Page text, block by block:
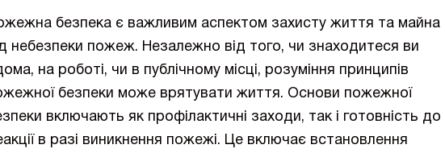
безпека є важливим аспектом захисту життя та майна
небезпеки пожеж. Незалежно від того, чи знаходитеся ви
на роботі, чи в публічному місці, розуміння принципів
безпеки може врятувати життя. Основи пожежної
включають як профілактичні заходи, так і готовність до
в разі виникнення пожежі. Це включає встановлення